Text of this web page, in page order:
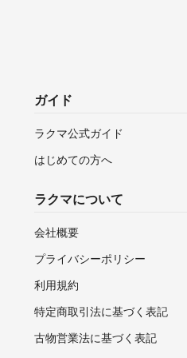
ガイド
ラクマ公式ガイド
はじめての方へ
ラクマについて
会社概要
プライバシーポリシー
利用規約
特定商取引法に基づく表記
古物営業法に基づく表記